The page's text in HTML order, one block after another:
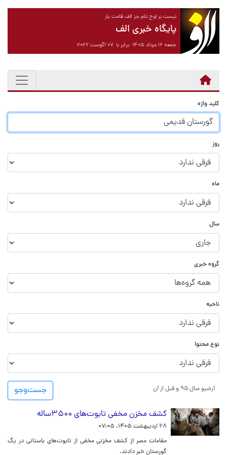
نیست بر لوح دلم جز الف قامت یار
پایگاه خبری الف
جمعه ۱۶ مرداد ۱۴۰۵ برابر با ۰۷ آگوست ۲۰۲۶
کلید واژه
روز
ماه
سال
گروه خبری
ناحیه
نوع محتوا
جست‌و‌جو آرشیو سال ۹۵ و قبل از آن
کشف مخزن مخفی تابوت‌های ۳۵۰۰ساله
۲۸ اردیبهشت ۱۴۰۵، ۰۷:۰۵
مقامات مصر از کشف مخزنی مخفی از تابوت‌های باستانی در یگ
گورستان خبر دادند.